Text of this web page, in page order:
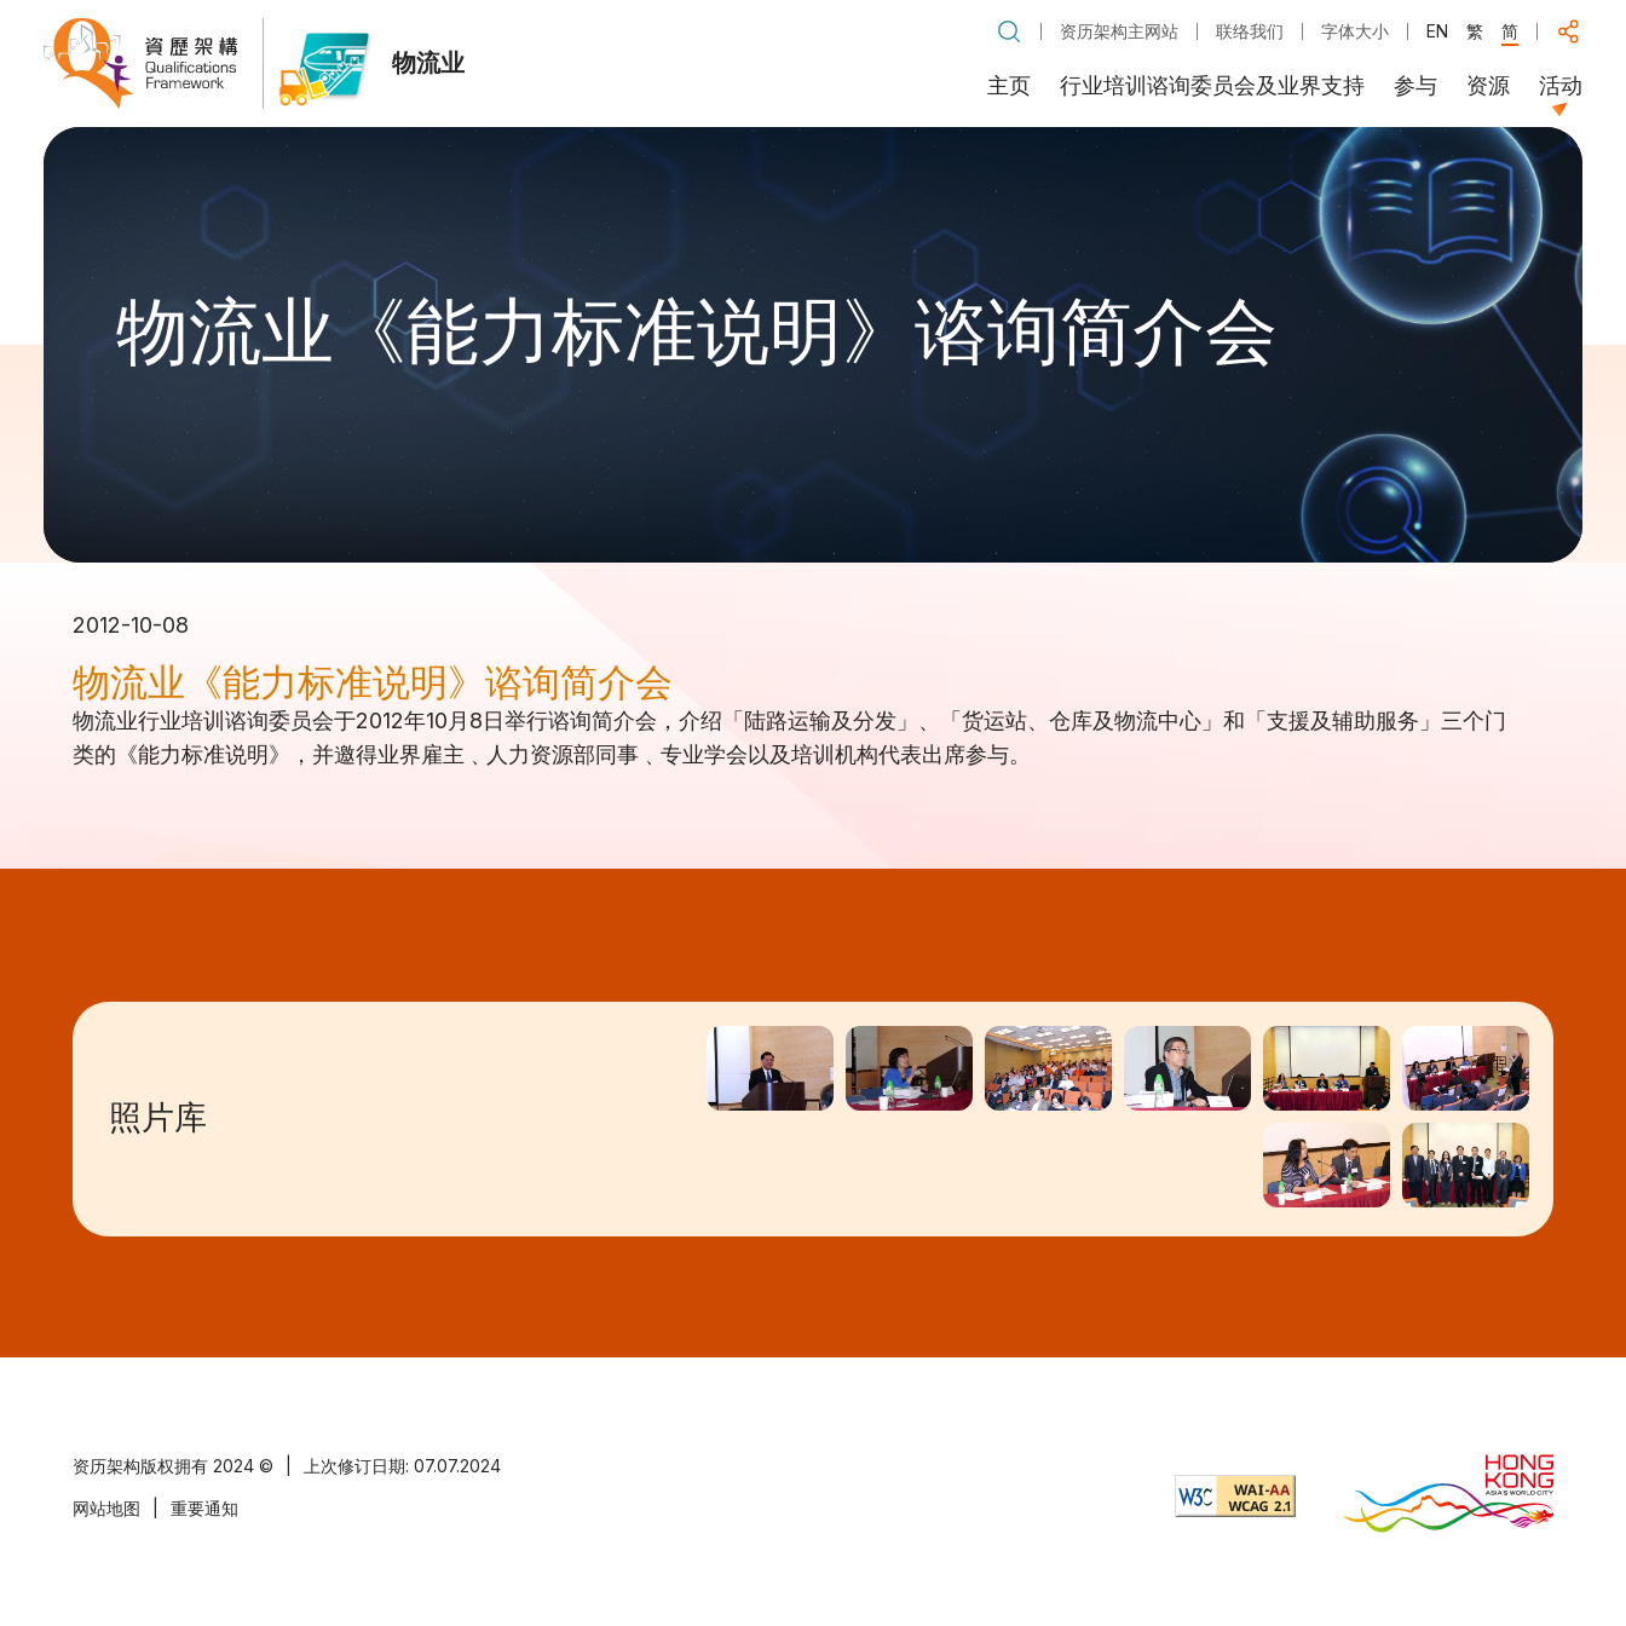
物流业
资历架构主网站 联络我们 字体大小 EN 繁 简
主页 行业培训谘询委员会及业界支持 参与 资源 活动
物流业《能力标准说明》谘询简介会
2012-10-08
物流业《能力标准说明》谘询简介会
物流业行业培训谘询委员会于2012年10月8日举行谘询简介会，介绍「陆路运输及分发」、「货运站、仓库及物流中心」和「支援及辅助服务」三个门
类的《能力标准说明》，并邀得业界雇主﹑人力资源部同事﹑专业学会以及培训机构代表出席参与。
照片库
资历架构版权拥有 2024 © 上次修订日期: 07.07.2024
网站地图 重要通知